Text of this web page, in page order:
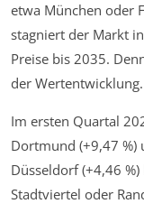
etwa München oder
stagniert der Markt
Preise bis 2035.
der Wertentwicklung.
Im ersten Quartal
Dortmund (+9,47 %)
Düsseldorf (+4,46
Stadtviertel oder